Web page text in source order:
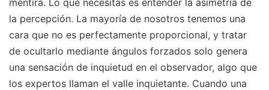
la percepción. La mayoría de nosotros tenemos una
cara que no es perfectamente proporcional, y tratar
de ocultarlo mediante ángulos forzados solo genera
una sensación de inquietud en el observador, algo que
los expertos llaman el valle inquietante. Cuando una